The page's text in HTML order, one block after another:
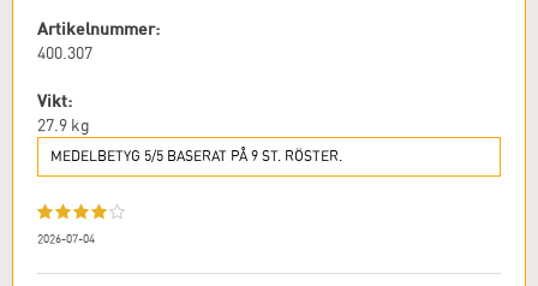
Artikelnummer:
400.307
Vikt:
27.9 kg
MEDELBETYG 5/5 BASERAT PÅ 9 ST. RÖSTER.
2026-07-04